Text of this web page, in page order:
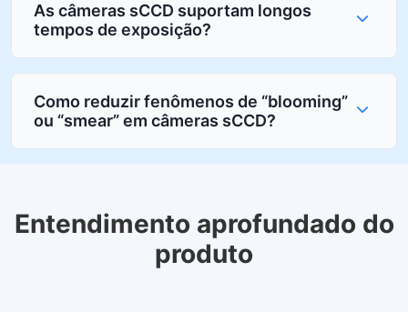
As câmeras sCCD suportam longos
tempos de exposição?
Como reduzir fenômenos de “blooming”
ou “smear” em câmeras sCCD?
Entendimento aprofundado do
produto